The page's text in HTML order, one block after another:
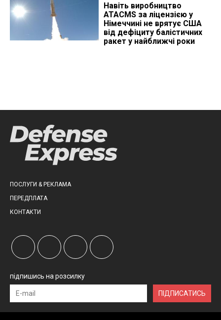
Навіть виробництво
ATACMS за ліцензією у
Німеччині не врятує США
від дефіциту балістичних
ракет у найближчі роки
ПОСЛУГИ & РЕКЛАМА
ПЕРЕДПЛАТА
КОНТАКТИ
підпишись на розсилку
ПІДПИСАТИСЬ